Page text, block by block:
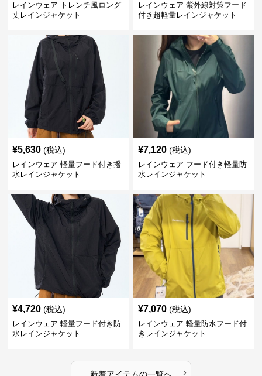
レインウェア トレンチ風ロング
丈レインジャケット
レインウェア 紫外線対策フード
付き超軽量レインジャケット
¥5,630 (税込)
レインウェア 軽量フード付き撥
水レインジャケット
¥7,120 (税込)
レインウェア フード付き軽量防
水レインジャケット
¥4,720 (税込)
レインウェア 軽量フード付き防
水レインジャケット
¥7,070 (税込)
レインウェア 軽量防水フード付
きレインジャケット
›